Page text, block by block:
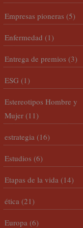
Empresas pioneras (5)
Enfermedad (1)
Entrega de premios (3)
ESG (1)
Estereotipos Hombre y
Mujer (11)
estrategia (16)
Estudios (6)
Etapas de la vida (14)
ética (21)
Europa (6)